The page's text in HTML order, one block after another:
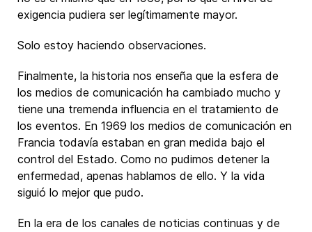
exigencia pudiera ser legítimamente mayor.
Solo estoy haciendo observaciones.
Finalmente, la historia nos enseña que la esfera de
los medios de comunicación ha cambiado mucho y
tiene una tremenda influencia en el tratamiento de
los eventos. En 1969 los medios de comunicación en
Francia todavía estaban en gran medida bajo el
control del Estado. Como no pudimos detener la
enfermedad, apenas hablamos de ello. Y la vida
siguió lo mejor que pudo.
En la era de los canales de noticias continuas y de